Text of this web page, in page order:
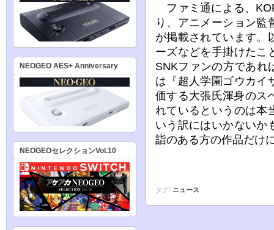
ファミ通による、
り、アニメーション監
が掲載されています。
ーズなどを手掛けたこ
SNKファンの方であれ
は『超人学園ゴウカイ
価する大張氏渾身のス
れているというのは
いう訳にはいかないか
詣のある方の作品だけ
タグ: ニュース
NEOGEO AES+ Anniversary
NEOGEOセレクションVol.10